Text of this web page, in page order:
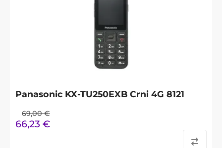
Panasonic KX-TU250EXB Crni 4G 8121
69,00 €
66,23 €